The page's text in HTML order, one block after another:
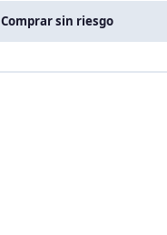
Comprar sin riesgo